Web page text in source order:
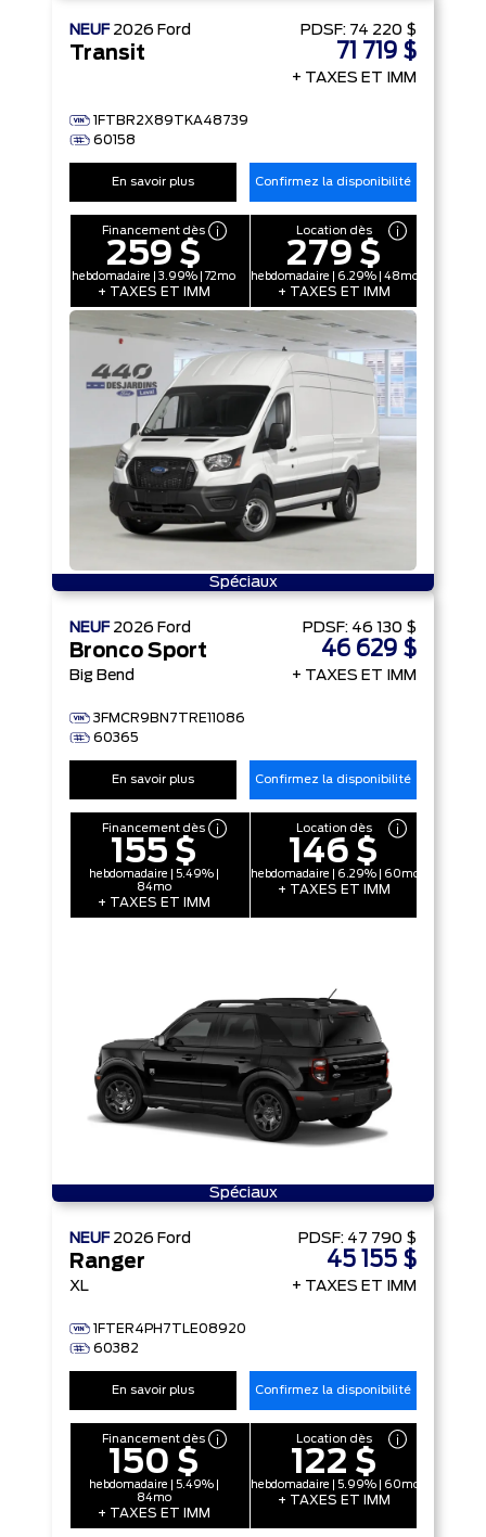
NEUF 2026 Ford
Transit
1FTBR2X89TKA48739
60158
PDSF: 74 220 $
71 719 $
+ TAXES ET IMM
En savoir plus Confirmez la disponibilité
Financement dès
259 $
hebdomadaire | 3.99% | 72mo
+ TAXES ET IMM
Location dès
279 $
hebdomadaire | 6.29% | 48mo
+ TAXES ET IMM
Spéciaux
NEUF 2026 Ford
Bronco Sport
Big Bend
3FMCR9BN7TRE11086
60365
PDSF: 46 130 $
46 629 $
+ TAXES ET IMM
En savoir plus Confirmez la disponibilité
Financement dès
155 $
hebdomadaire | 5.49% |
84mo
+ TAXES ET IMM
Location dès
146 $
hebdomadaire | 6.29% | 60mo
+ TAXES ET IMM
Spéciaux
NEUF 2026 Ford
Ranger
XL
1FTER4PH7TLE08920
60382
PDSF: 47 790 $
45 155 $
+ TAXES ET IMM
En savoir plus Confirmez la disponibilité
Financement dès
150 $
hebdomadaire | 5.49% |
84mo
+ TAXES ET IMM
Location dès
122 $
hebdomadaire | 5.99% | 60mo
+ TAXES ET IMM